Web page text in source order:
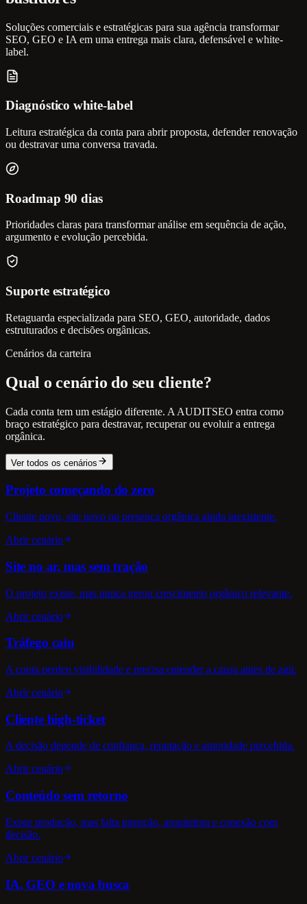
Soluções comerciais e estratégicas para sua agência transformar
SEO, GEO e IA em uma entrega mais clara, defensável e white-
label.
Diagnóstico white-label
Leitura estratégica da conta para abrir proposta, defender renovação
ou destravar uma conversa travada.
Roadmap 90 dias
Prioridades claras para transformar análise em sequência de ação,
argumento e evolução percebida.
Suporte estratégico
Retaguarda especializada para SEO, GEO, autoridade, dados
estruturados e decisões orgânicas.
Cenários da carteira
Qual o cenário do seu cliente?
Cada conta tem um estágio diferente. A AUDITSEO entra como
braço estratégico para destravar, recuperar ou evoluir a entrega
orgânica.
Ver todos os cenários
Projeto começando do zero
Cliente novo, site novo ou presença orgânica ainda inexistente.
Abrir cenário
Site no ar, mas sem tração
O projeto existe, mas nunca gerou crescimento orgânico relevante.
Abrir cenário
Tráfego caiu
A conta perdeu visibilidade e precisa entender a causa antes de agir.
Abrir cenário
Cliente high-ticket
A decisão depende de confiança, reputação e autoridade percebida.
Abrir cenário
Conteúdo sem retorno
Existe produção, mas falta intenção, arquitetura e conexão com
decisão.
Abrir cenário
IA, GEO e nova busca